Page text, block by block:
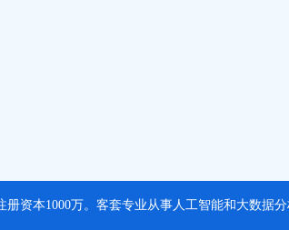
资本1000万。客套专业从事人工智能和大数据